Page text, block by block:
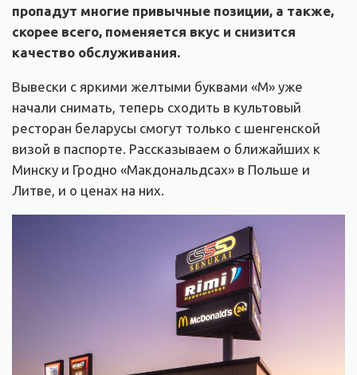
пропадут многие привычные позиции, а также,
скорее всего, поменяется вкус и снизится
качество обслуживания.
Вывески с яркими желтыми буквами «М» уже
начали снимать, теперь сходить в культовый
ресторан беларусы смогут только с шенгенской
визой в паспорте. Рассказываем о ближайших к
Минску и Гродно «Макдональдсах» в Польше и
Литве, и о ценах на них.